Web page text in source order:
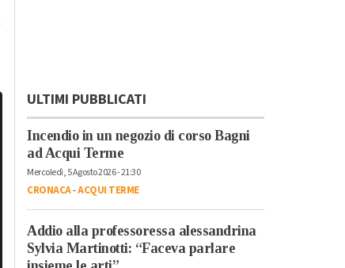
ULTIMI PUBBLICATI
Incendio in un negozio di corso Bagni
ad Acqui Terme
Mercoledì, 5 Agosto 2026 - 21:30
CRONACA-ACQUI TERME
Addio alla professoressa alessandrina
Sylvia Martinotti: “Faceva parlare